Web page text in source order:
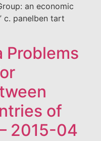
an economic
c. panelben tart
Problems
of
2015-04